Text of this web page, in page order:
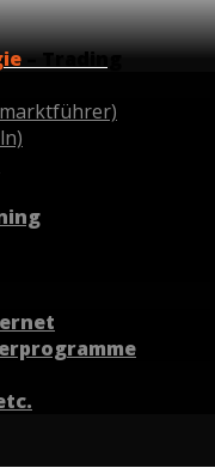
– Trading